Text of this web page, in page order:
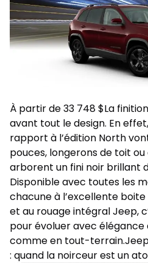
À partir de 33 748 $La
avant tout le design. En
rapport à l’édition North
pouces, longerons de toit
arborent un fini noir brillant
Disponible avec toutes les
chacune à l’excellente
et au rouage intégral Jeep,
pour évoluer avec
comme en tout-
: quand la noirceur est un